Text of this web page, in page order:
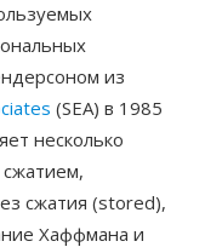
из
(SEA) в 1985
несколько
сжатия (stored),
Хаффмана и